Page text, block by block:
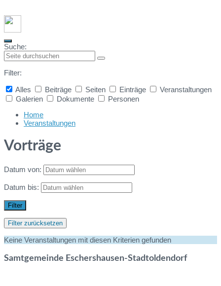
Suche:
Filter:
Alles
Beiträge Seiten Einträge
Veranstaltungen
Galerien
Dokumente Personen
search
Home
Veranstaltungen
Vorträge
Datum von:
Datum bis:
Filter
Filter zurücksetzen
Keine Veranstaltungen mit diesen Kriterien gefunden
Samtgemeinde Eschershausen-Stadtoldendorf